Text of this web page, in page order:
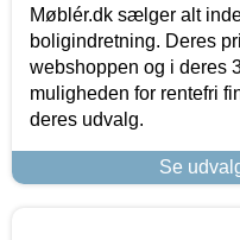
Møblér.dk sælger alt
boligindretning. Deres
webshoppen og i deres
muligheden for rentefri
deres udvalg.
Se